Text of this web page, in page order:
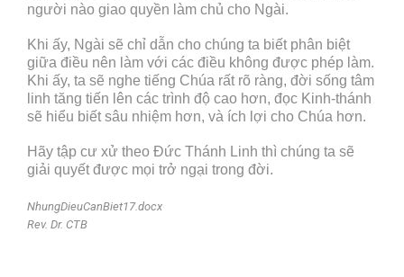
người nào giao quyền làm chủ cho Ngài.
Khi ấy, Ngài sẽ chỉ dẫn cho chúng ta biết phân biệt
giữa điều nên làm với các điều không được phép làm.
Khi ấy, ta sẽ nghe tiếng Chúa rất rõ ràng, đời sống tâm
linh tăng tiến lên các trình độ cao hơn, đọc Kinh-thánh
sẽ hiểu biết sâu nhiệm hơn, và ích lợi cho Chúa hơn.
Hãy tập cư xử theo Đức Thánh Linh thì chúng ta sẽ
giải quyết được mọi trở ngại trong đời.
NhungDieuCanBiet17.docx
Rev. Dr. CTB